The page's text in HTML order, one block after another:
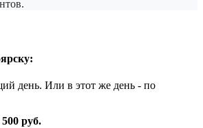
день. Или в этот же день - по
500 руб.